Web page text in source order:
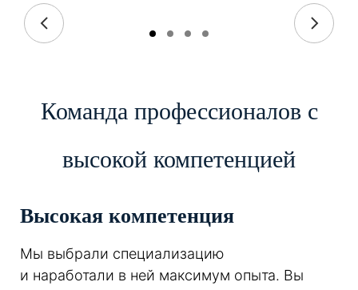
Команда профессионалов с
высокой компетенцией
Высокая компетенция
Мы выбрали специализацию
и наработали в ней максимум опыта. Вы